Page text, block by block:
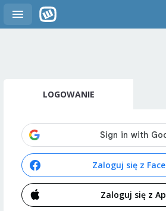
LOGOWANIE
Zaloguj się z
Zaloguj się z